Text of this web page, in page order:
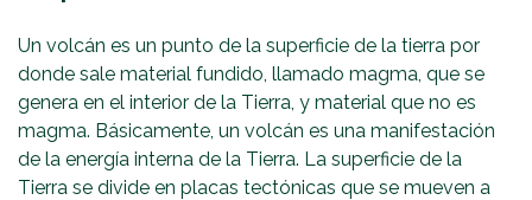
Un volcán es un punto de la superficie de la tierra por
donde sale material fundido, llamado magma, que se
genera en el interior de la Tierra, y material que no es
magma. Básicamente, un volcán es una manifestación
de la energía interna de la Tierra. La superficie de la
Tierra se divide en placas tectónicas que se mueven a